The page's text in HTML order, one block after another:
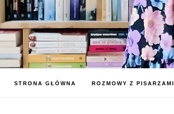
STRONA GŁÓWNA ROZMOWY Z PISARZAMI